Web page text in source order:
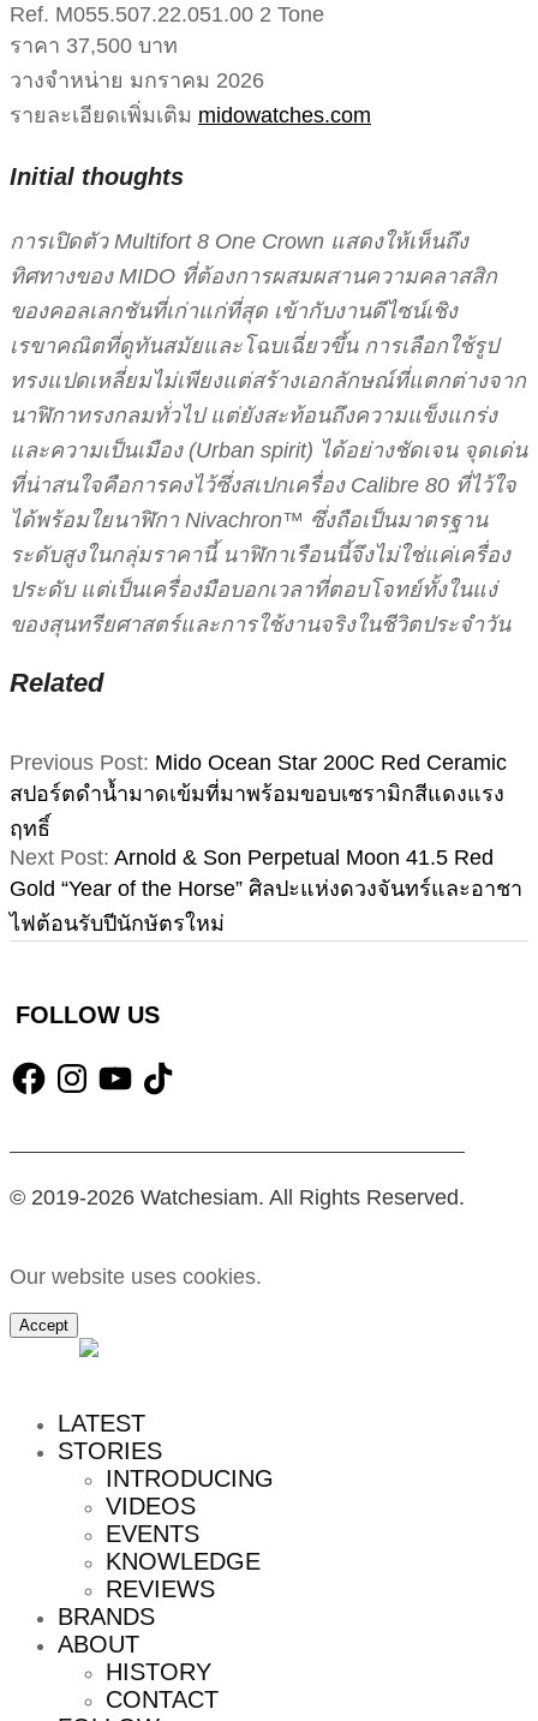
Ref. M055.507.22.051.00 2 Tone
ราคา 37,500 บาท
วางจำหน่าย มกราคม 2026
รายละเอียดเพิ่มเติม midowatches.com
Initial thoughts
การเปิดตัว Multifort 8 One Crown แสดงให้เห็นถึง
ทิศทางของ MIDO ที่ต้องการผสมผสานความคลาสสิก
ของคอลเลกชันที่เก่าแก่ที่สุด เข้ากับงานดีไซน์เชิง
เรขาคณิตที่ดูทันสมัยและโฉบเฉี่ยวขึ้น การเลือกใช้รูป
ทรงแปดเหลี่ยมไม่เพียงแต่สร้างเอกลักษณ์ที่แตกต่างจาก
นาฬิกาทรงกลมทั่วไป แต่ยังสะท้อนถึงความแข็งแกร่ง
และความเป็นเมือง (Urban spirit) ได้อย่างชัดเจน จุดเด่น
ที่น่าสนใจคือการคงไว้ซึ่งสเปกเครื่อง Calibre 80 ที่ไว้ใจ
ได้พร้อมใยนาฬิกา Nivachron™ ซึ่งถือเป็นมาตรฐาน
ระดับสูงในกลุ่มราคานี้ นาฬิกาเรือนนี้จึงไม่ใช่แค่เครื่อง
ประดับ แต่เป็นเครื่องมือบอกเวลาที่ตอบโจทย์ทั้งในแง่
ของสุนทรียศาสตร์และการใช้งานจริงในชีวิตประจำวัน
Related
2026-
01-
Previous Post: Mido Ocean Star 200C Red Ceramic
สปอร์ตดำน้ำมาดเข้มที่มาพร้อมขอบเซรามิกสีแดงแรง
ฤทธิ์
Next Post: Arnold & Son Perpetual Moon 41.5 Red
Gold “Year of the Horse” ศิลปะแห่งดวงจันทร์และอาชา
ไฟต้อนรับปีนักษัตรใหม่
FOLLOW US
FacebookInstagramYouTube
TikTok
© 2019-2026 Watchesiam. All Rights Reserved.
Our website uses cookies.
Accept
LATEST
STORIES
INTRODUCING
VIDEOS
EVENTS
KNOWLEDGE
REVIEWS
BRANDS
ABOUT
HISTORY
CONTACT